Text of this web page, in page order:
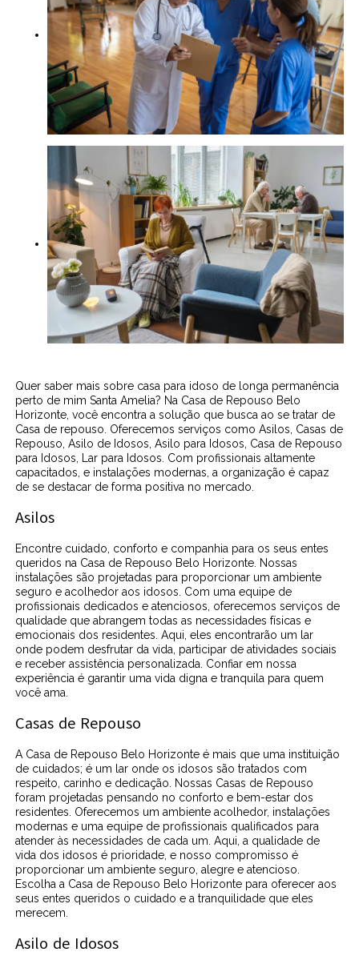
Quer saber mais sobre casa para idoso de longa permanência
perto de mim Santa Amelia? Na Casa de Repouso Belo
Horizonte, você encontra a solução que busca ao se tratar de
Casa de repouso. Oferecemos serviços como Asilos, Casas de
Repouso, Asilo de Idosos, Asilo para Idosos, Casa de Repouso
para Idosos, Lar para Idosos. Com profissionais altamente
capacitados, e instalações modernas, a organização é capaz
de se destacar de forma positiva no mercado.
Asilos
Encontre cuidado, conforto e companhia para os seus entes
queridos na Casa de Repouso Belo Horizonte. Nossas
instalações são projetadas para proporcionar um ambiente
seguro e acolhedor aos idosos. Com uma equipe de
profissionais dedicados e atenciosos, oferecemos serviços de
qualidade que abrangem todas as necessidades físicas e
emocionais dos residentes. Aqui, eles encontrarão um lar
onde podem desfrutar da vida, participar de atividades sociais
e receber assistência personalizada. Confiar em nossa
experiência é garantir uma vida digna e tranquila para quem
você ama.
Casas de Repouso
A Casa de Repouso Belo Horizonte é mais que uma instituição
de cuidados; é um lar onde os idosos são tratados com
respeito, carinho e dedicação. Nossas Casas de Repouso
foram projetadas pensando no conforto e bem-estar dos
residentes. Oferecemos um ambiente acolhedor, instalações
modernas e uma equipe de profissionais qualificados para
atender às necessidades de cada um. Aqui, a qualidade de
vida dos idosos é prioridade, e nosso compromisso é
proporcionar um ambiente seguro, alegre e atencioso.
Escolha a Casa de Repouso Belo Horizonte para oferecer aos
seus entes queridos o cuidado e a tranquilidade que eles
merecem.
Asilo de Idosos